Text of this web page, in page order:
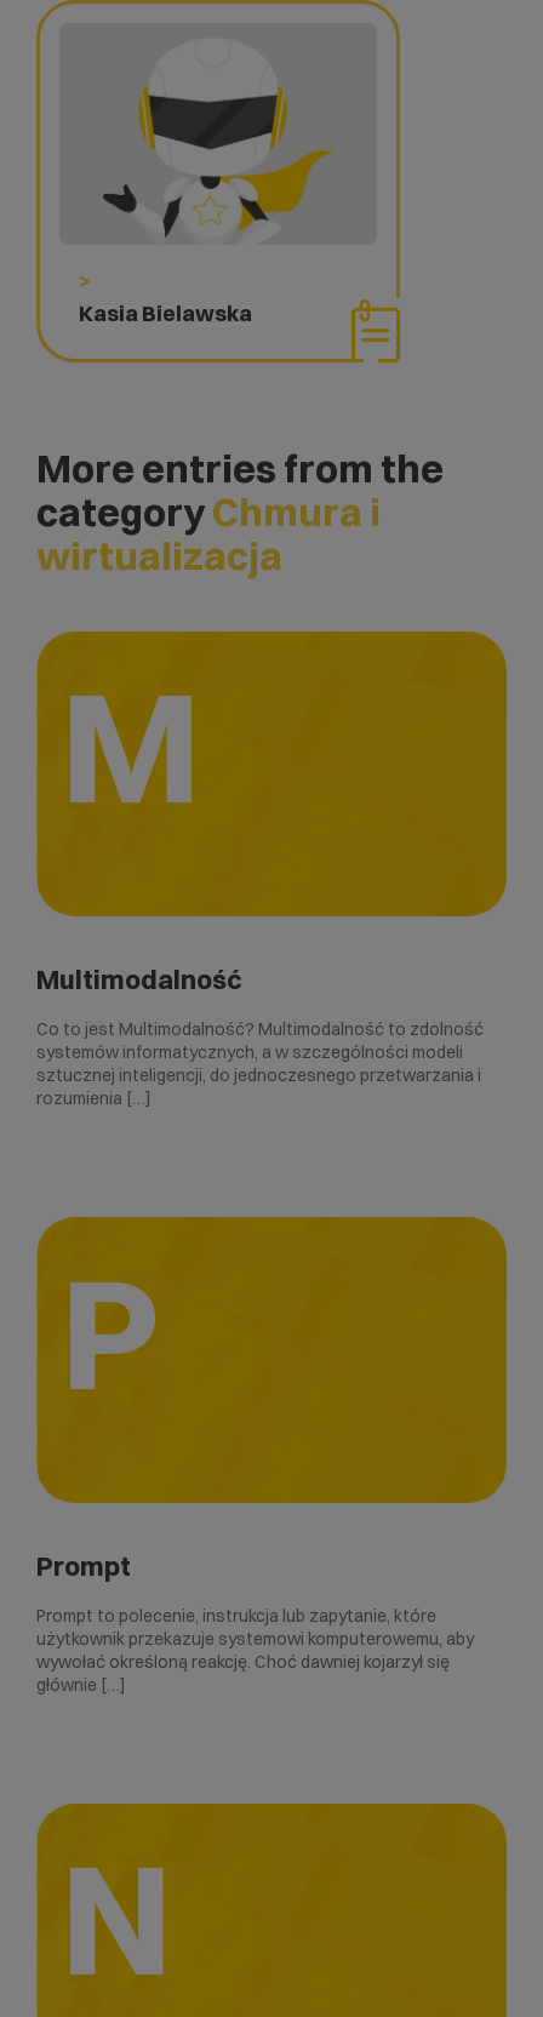
>
Kasia Bielawska
More entries from the
categoryChmura i
wirtualizacja
M
Multimodalność
Co to jest Multimodalność? Multimodalność to zdolność
systemów informatycznych, a w szczególności modeli
sztucznej inteligencji, do jednoczesnego przetwarzania i
rozumienia […]
P
Prompt
Prompt to polecenie, instrukcja lub zapytanie, które
użytkownik przekazuje systemowi komputerowemu, aby
wywołać określoną reakcję. Choć dawniej kojarzył się
głównie […]
N